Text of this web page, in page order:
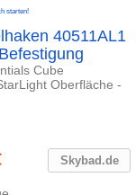
starten!
40511AL1
Cube
Oberfläche -
Skybad.de